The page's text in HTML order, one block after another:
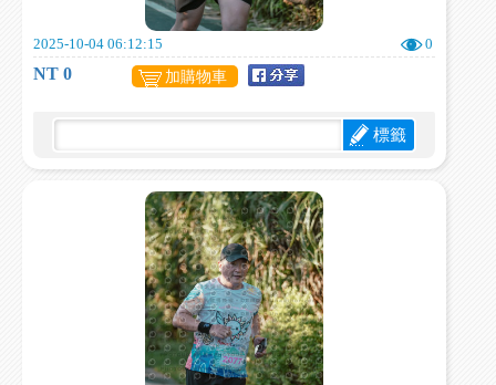
2025-10-04 06:12:15 0
NT 0 加購物車
標籤